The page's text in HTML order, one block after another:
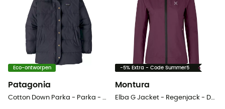
Eco-ontworpen
Patagonia
-5% Extra - Code Summer5
Montura